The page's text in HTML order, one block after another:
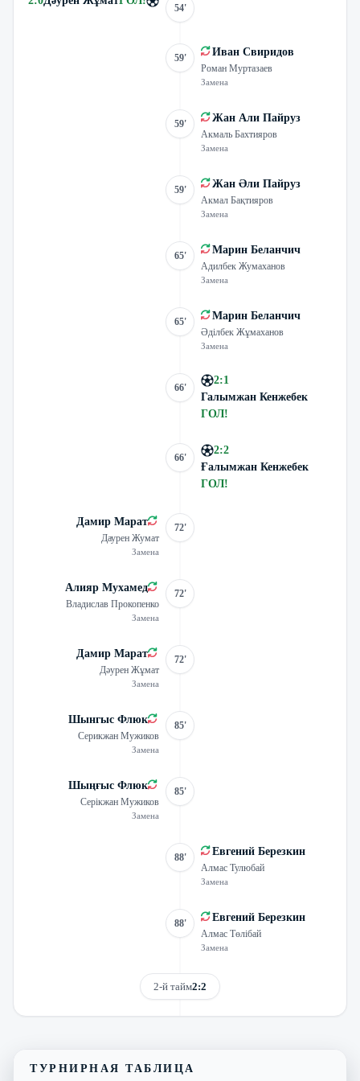
54'
59' Иван Свиридов
Роман Муртазаев
Замена
59' Жан Али Пайруз
Акмаль Бахтияров
Замена
59' Жан Әли Пайруз
Акмал Бақтияров
Замена
65' Марин Беланчич
Адилбек Жумаханов
Замена
65' Марин Беланчич
Әділбек Жұмаханов
Замена
66'
2:1
Галымжан Кенжебек
ГОЛ!
66'
2:2
Ғалымжан Кенжебек
ГОЛ!
Дамир Марат
Даурен Жумат
Замена
72'
Алияр Мухамед
Владислав Прокопенко
Замена
72'
Дамир Марат
Дәурен Жұмат
Замена
72'
Шынгыс Флюк
Серикжан Мужиков
Замена
85'
Шыңғыс Флюк
Серікжан Мужиков
Замена
85'
88' Евгений Березкин
Алмас Тулюбай
Замена
88' Евгений Березкин
Алмас Төлібай
Замена
2-й тайм2:2
ТУРНИРНАЯ ТАБЛИЦА